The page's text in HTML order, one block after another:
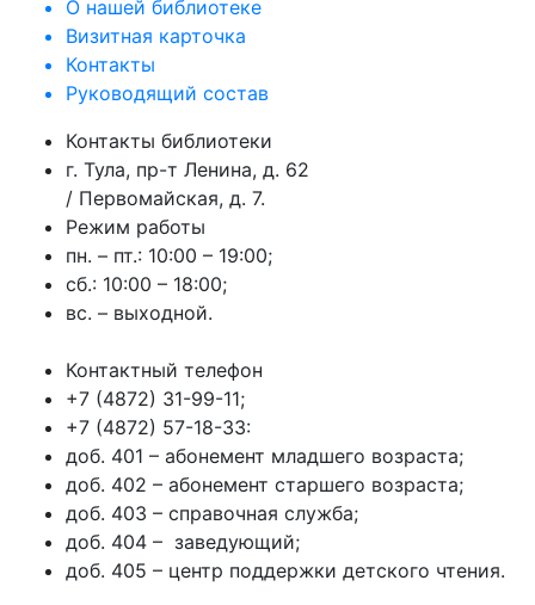
О нашей библиотеке
Визитная карточка
Контакты
Руководящий состав
Контакты библиотеки
г. Тула, пр-т Ленина, д. 62
/ Первомайская, д. 7.
Режим работы
пн. – пт.: 10:00 – 19:00;
сб.: 10:00 – 18:00;
вс. – выходной.
Контактный телефон
+7 (4872) 31-99-11;
+7 (4872) 57-18-33:
доб. 401 – абонемент младшего возраста;
доб. 402 – абонемент старшего возраста;
доб. 403 – справочная служба;
доб. 404 – заведующий;
доб. 405 – центр поддержки детского чтения.